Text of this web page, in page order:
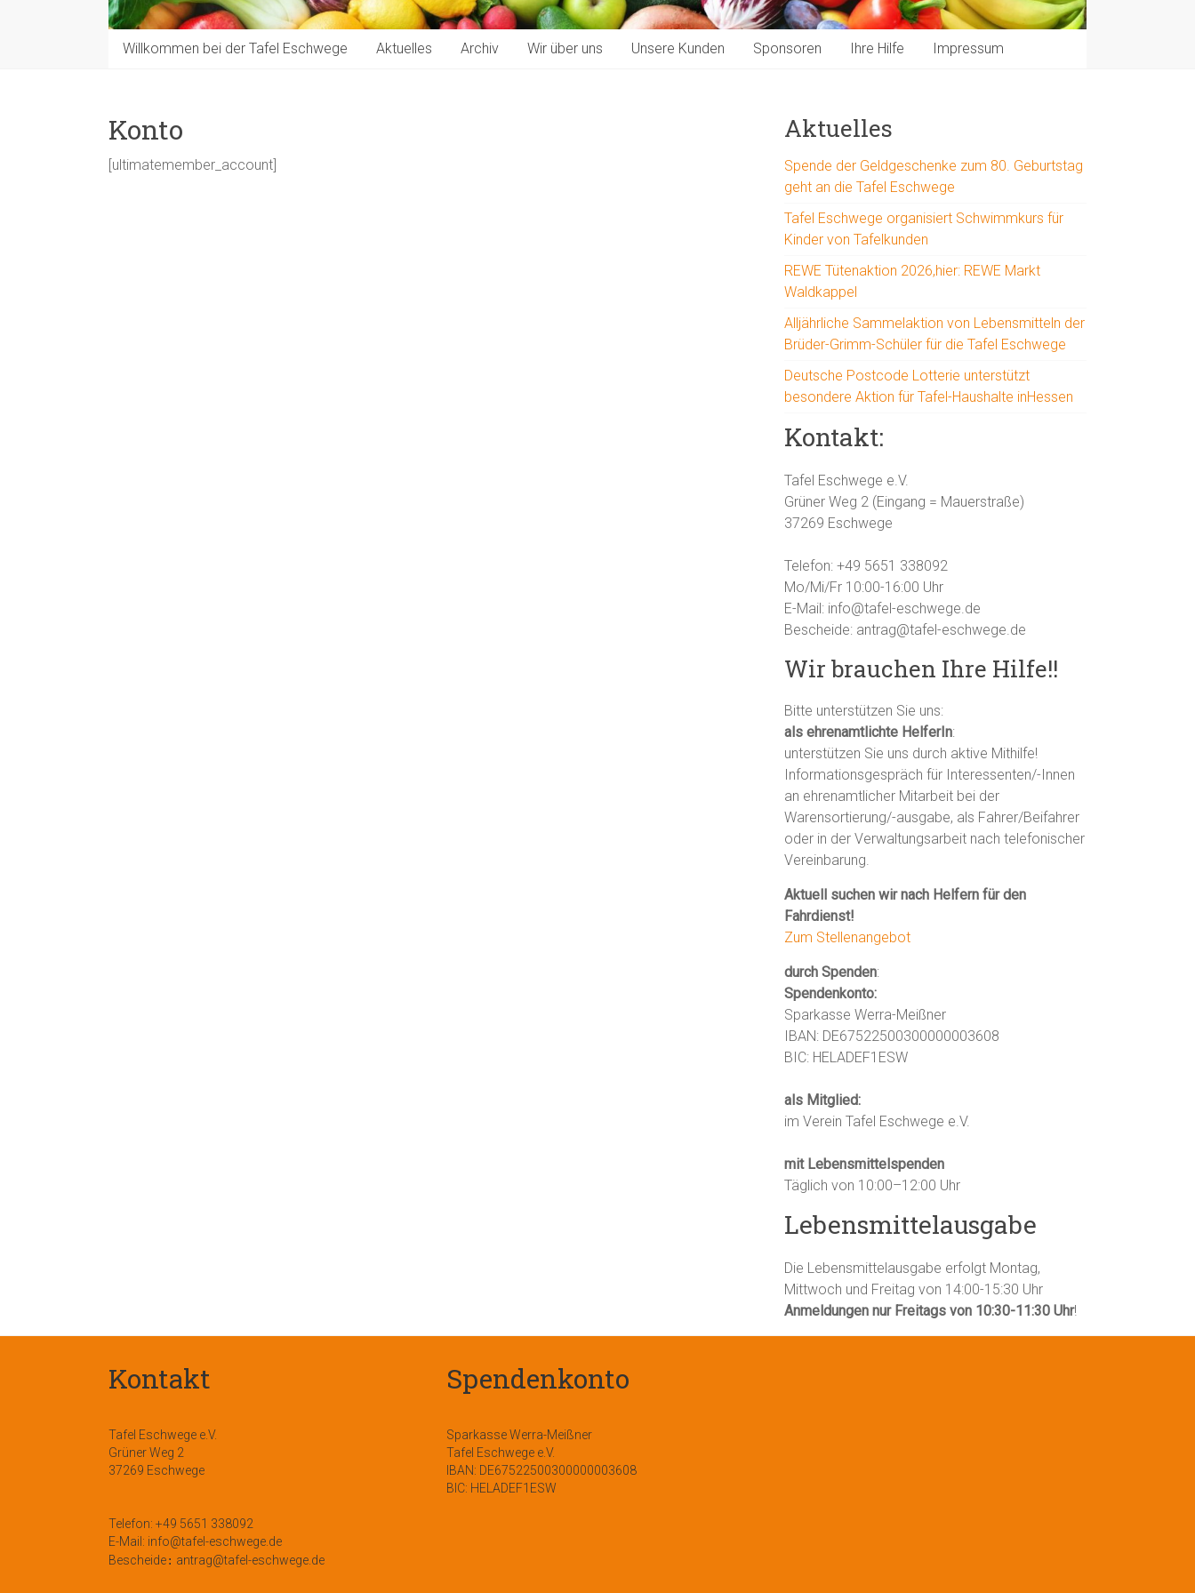
Willkommen bei der Tafel Eschwege Aktuelles Archiv Wir über uns Unsere Kunden Sponsoren Ihre Hilfe Impressum
Konto
[ultimatemember_account]
Aktuelles
Spende der Geldgeschenke zum 80. Geburtstag
geht an die Tafel Eschwege
Tafel Eschwege organisiert Schwimmkurs für
Kinder von Tafelkunden
REWE Tütenaktion 2026,hier: REWE Markt
Waldkappel
Alljährliche Sammelaktion von Lebensmitteln der
Brüder-Grimm-Schüler für die Tafel Eschwege
Deutsche Postcode Lotterie unterstützt
besondere Aktion für Tafel-Haushalte inHessen
Kontakt:
Tafel Eschwege e.V.
Grüner Weg 2 (Eingang = Mauerstraße)
37269 Eschwege
Telefon: +49 5651 338092
Mo/Mi/Fr 10:00-16:00 Uhr
E-Mail: info@tafel-eschwege.de
Bescheide: antrag@tafel-eschwege.de
Wir brauchen Ihre Hilfe!!
Bitte unterstützen Sie uns:
als ehrenamtlichte HelferIn:
unterstützen Sie uns durch aktive Mithilfe!
Informationsgespräch für Interessenten/-Innen
an ehrenamtlicher Mitarbeit bei der
Warensortierung/-ausgabe, als Fahrer/Beifahrer
oder in der Verwaltungsarbeit nach telefonischer
Vereinbarung.
Aktuell suchen wir nach Helfern für den
Fahrdienst!
Zum Stellenangebot
durch Spenden:
Spendenkonto:
Sparkasse Werra-Meißner
IBAN: DE67522500300000003608
BIC: HELADEF1ESW
als Mitglied:
im Verein Tafel Eschwege e.V.
mit Lebensmittelspenden
Täglich von 10:00–12:00 Uhr
Lebensmittelausgabe
Die Lebensmittelausgabe erfolgt Montag,
Mittwoch und Freitag von 14:00-15:30 Uhr
Anmeldungen nur Freitags von 10:30-11:30 Uhr!
Kontakt
Tafel Eschwege e.V.
Grüner Weg 2
37269 Eschwege
Telefon: +49 5651 338092
E-Mail: info@tafel-eschwege.de
Bescheide: antrag@tafel-eschwege.de
Spendenkonto
Sparkasse Werra-Meißner
Tafel Eschwege e.V.
IBAN: DE67522500300000003608
BIC: HELADEF1ESW